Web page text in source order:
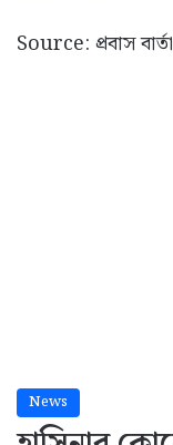
Source: প্রবাস বার্তা